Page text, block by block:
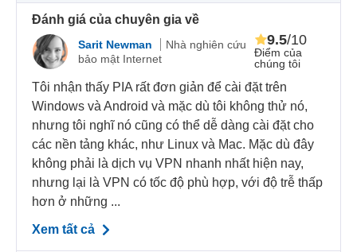
Đánh giá của chuyên gia về
Sarit Newman
Nhà nghiên cứu
bảo mật Internet
Điểm của
chúng tôi
9.5/10
Tôi nhận thấy PIA rất đơn giản để cài đặt trên
Windows và Android và mặc dù tôi không thử nó,
nhưng tôi nghĩ nó cũng có thể dễ dàng cài đặt cho
các nền tảng khác, như Linux và Mac. Mặc dù đây
không phải là dịch vụ VPN nhanh nhất hiện nay,
nhưng lại là VPN có tốc độ phù hợp, với độ trễ thấp
hơn ở những ...
Xem tất cả